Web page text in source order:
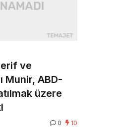
ve
Munir, ABD-
üzere
0 10